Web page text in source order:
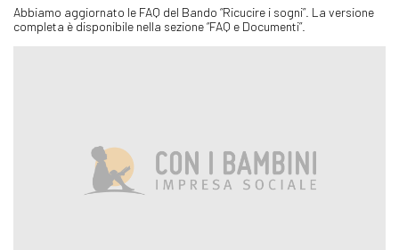
Abbiamo aggiornato le FAQ del Bando “Ricucire i sogni”. La versione
completa è disponibile nella sezione “FAQ e Documenti”.